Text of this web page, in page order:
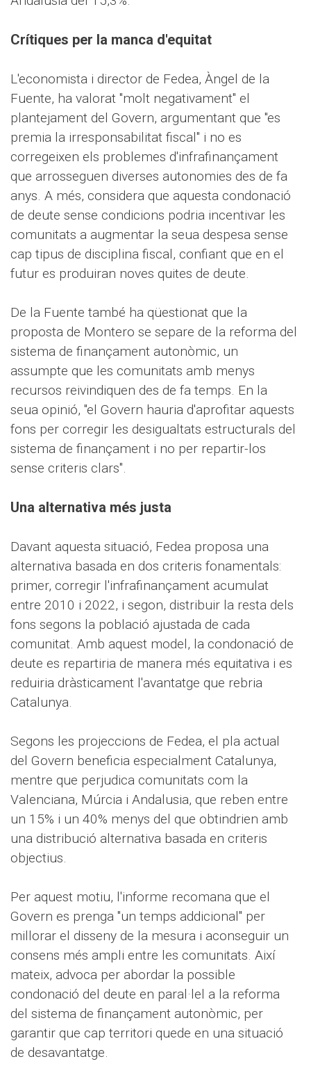
Crítiques per la manca d'equitat
L'economista i director de Fedea, Àngel de la
Fuente, ha valorat "molt negativament" el
plantejament del Govern, argumentant que "es
premia la irresponsabilitat fiscal" i no es
corregeixen els problemes d'infrafinançament
que arrosseguen diverses autonomies des de fa
anys. A més, considera que aquesta condonació
de deute sense condicions podria incentivar les
comunitats a augmentar la seua despesa sense
cap tipus de disciplina fiscal, confiant que en el
futur es produiran noves quites de deute.
De la Fuente també ha qüestionat que la
proposta de Montero se separe de la reforma del
sistema de finançament autonòmic, un
assumpte que les comunitats amb menys
recursos reivindiquen des de fa temps. En la
seua opinió, "el Govern hauria d'aprofitar aquests
fons per corregir les desigualtats estructurals del
sistema de finançament i no per repartir-los
sense criteris clars".
Una alternativa més justa
Davant aquesta situació, Fedea proposa una
alternativa basada en dos criteris fonamentals:
primer, corregir l'infrafinançament acumulat
entre 2010 i 2022, i segon, distribuir la resta dels
fons segons la població ajustada de cada
comunitat. Amb aquest model, la condonació de
deute es repartiria de manera més equitativa i es
reduiria dràsticament l'avantatge que rebria
Catalunya.
Segons les projeccions de Fedea, el pla actual
del Govern beneficia especialment Catalunya,
mentre que perjudica comunitats com la
Valenciana, Múrcia i Andalusia, que reben entre
un 15% i un 40% menys del que obtindrien amb
una distribució alternativa basada en criteris
objectius.
Per aquest motiu, l'informe recomana que el
Govern es prenga "un temps addicional" per
millorar el disseny de la mesura i aconseguir un
consens més ampli entre les comunitats. Així
mateix, advoca per abordar la possible
condonació del deute en paral·lel a la reforma
del sistema de finançament autonòmic, per
garantir que cap territori quede en una situació
de desavantatge.